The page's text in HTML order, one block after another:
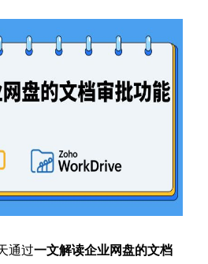
通过一文解读企业网盘的文档